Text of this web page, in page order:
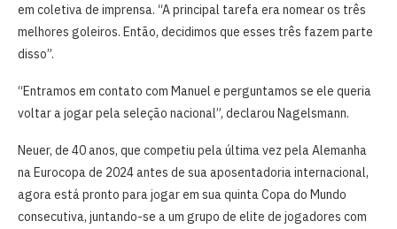
em coletiva de imprensa. “A principal tarefa era nomear os três
melhores goleiros. Então, decidimos que esses três fazem parte
disso”.
“Entramos em contato com Manuel e perguntamos se ele queria
voltar a jogar pela seleção nacional”, declarou Nagelsmann.
Neuer, de 40 anos, que competiu pela última vez pela Alemanha
na Eurocopa de 2024 antes de sua aposentadoria internacional,
agora está pronto para jogar em sua quinta Copa do Mundo
consecutiva, juntando-se a um grupo de elite de jogadores com